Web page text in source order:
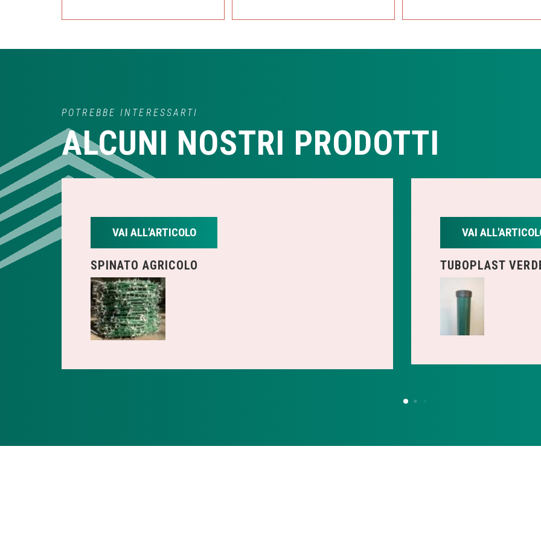
POTREBBE INTERESSARTI
ALCUNI NOSTRI PRODOTTI
VAI ALL'ARTICOLO
SPINATO AGRICOLO
VAI
TUBOPLAST